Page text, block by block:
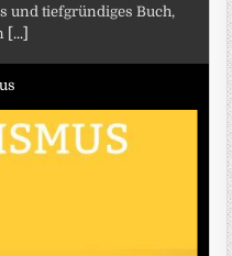
und tiefgründiges Buch,
[...]